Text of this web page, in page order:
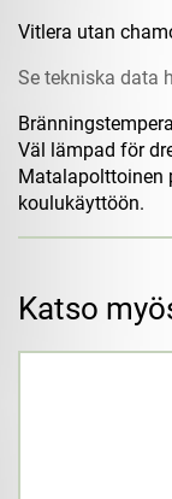
Vitlera utan
Se tekniska data
Väl lämpad för
Matalapolttoinen
koulukäyttöön.
Katso